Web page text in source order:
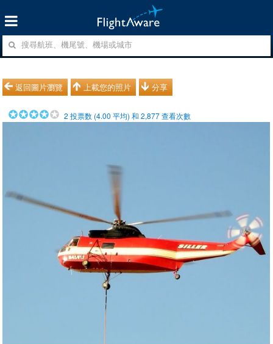
返回圖片瀏覽 上載您的照片 分享
2 投票数 (4.00 平均) 和2,877查看次數